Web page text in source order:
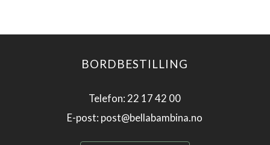
BORDBESTILLING
Telefon: 22 17 42 00
E-post: post@bellabambina.no